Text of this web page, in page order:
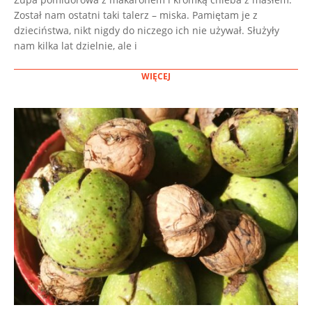
Został nam ostatni taki talerz – miska. Pamiętam je z
dzieciństwa, nikt nigdy do niczego ich nie używał. Służyły
nam kilka lat dzielnie, ale i
WIĘCEJ